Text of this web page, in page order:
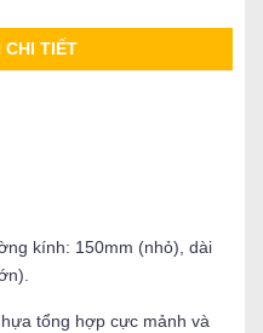
CHI TIẾT
kính: 150mm (nhỏ), dài
tổng hợp cực mảnh và